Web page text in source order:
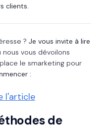
clients.
? Je vous invite à lire
nous vous dévoilons
le smarketing pour
:
l'article
de